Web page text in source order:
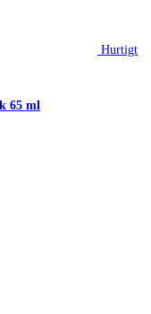
Hurtigt
65 ml